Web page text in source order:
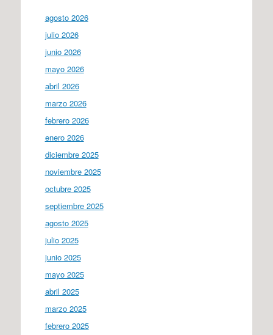
agosto 2026
julio 2026
junio 2026
mayo 2026
abril 2026
marzo 2026
febrero 2026
enero 2026
diciembre 2025
noviembre 2025
octubre 2025
septiembre 2025
agosto 2025
julio 2025
junio 2025
mayo 2025
abril 2025
marzo 2025
febrero 2025